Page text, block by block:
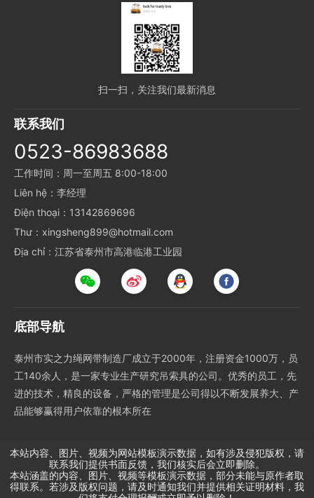
扫一扫，关注我们最新消息
联系我们
0523-86983688
工作时间：周一至周五 8:00-18:00
Liên hệ：李经理
Điện thoại：13142869696
Thư：xingsheng899@hotmail.com
Địa chỉ：江苏省泰州市高港临港工业园
底部导航
泰州市实之力绳网带制造厂成立于2000年，注册资金1000万，员
工140余人，是一家专业生产研究吊索具的公司。优秀的员工，先
进的技术，精良的设备，严格的管理是公司得以不断发展养大、产
品能够赢得用户依靠的根本所在
本站内容、图片、视频为网站模板演示数据，如有涉及侵犯版权，请
联系我们提供书面反馈，我们核实后会立即删除。
本站涵盖的内容、图片、视频等模板演示数据，部分未能与原作者取
得联系。若涉及版权问题，请及时通知我们并提供相关证明材料，我